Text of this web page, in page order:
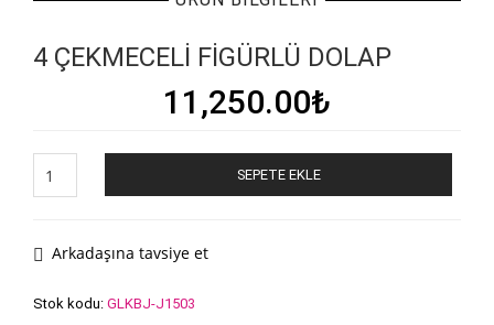
4 ÇEKMECELI FIGÜRLÜ DOLAP
11,250.00₺
Çekmeceli
adet
SEPETE EKLE
Arkadaşına tavsiye et
Stok kodu: GLKBJ-J1503